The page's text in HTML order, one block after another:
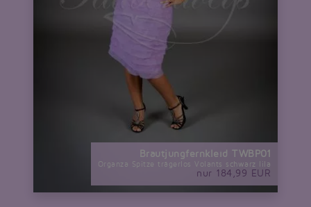
Brautjungfernkleid TWBP01
Organza Spitze trägerlos Volants schwarz lila
nur 184,99 EUR